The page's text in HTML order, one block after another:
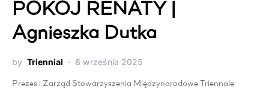
POKÓJ RENATY |
Agnieszka Dutka
by Triennial 8 września 2025
Prezes i Zarząd Stowarzyszenia Międzynarodowe Triennale